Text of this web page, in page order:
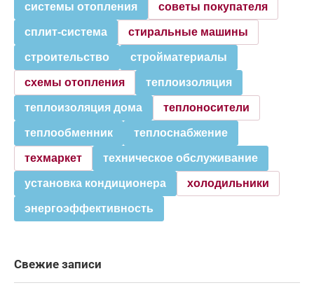
системы отопления советы покупателя
сплит-система стиральные машины
строительство стройматериалы
схемы отопления теплоизоляция
теплоизоляция дома теплоносители
теплообменник теплоснабжение
техмаркет техническое обслуживание
установка кондиционера холодильники
энергоэффективность
Свежие записи